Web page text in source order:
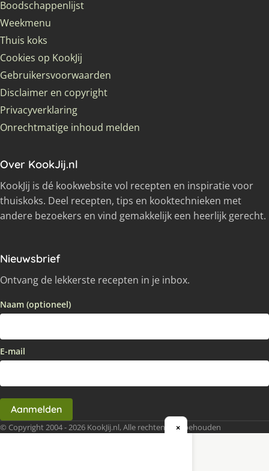
Boodschappenlijst
Weekmenu
Thuis koks
Cookies op KookJij
Gebruikersvoorwaarden
Disclaimer en copyright
Privacyverklaring
Onrechtmatige inhoud melden
Over KookJij.nl
KookJij is dé kookwebsite vol recepten en inspiratie voor
thuiskoks. Deel recepten, tips en kooktechnieken met
andere bezoekers en vind gemakkelijk een heerlijk gerecht.
Nieuwsbrief
Ontvang de lekkerste recepten in je inbox.
Naam (optioneel)
E-mail
Aanmelden
© Copyright 2004 - 2026 KookJij.nl, Alle rechten voorbehouden
×